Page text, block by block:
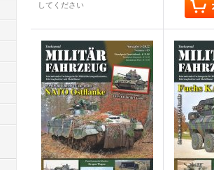
してください